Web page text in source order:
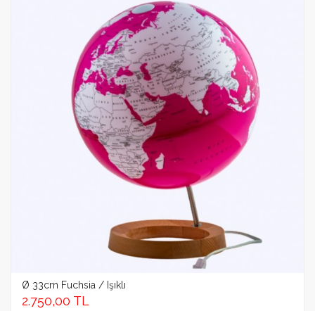
Ø 33cm Fuchsia / Işıklı
2.750,00 TL